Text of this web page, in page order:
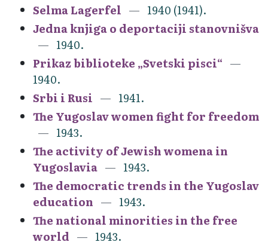
Selma Lagerfel
1940 (1941).
Jedna knjiga o deportaciji stanovnišva
1940.
Prikaz biblioteke „Svetski pisci“
1940.
Srbi i Rusi
1941.
The Yugoslav women fight for freedom
1943.
The activity of Jewish womena in
Yugoslavia
1943.
The democratic trends in the Yugoslav
education
1943.
The national minorities in the free
world
1943.